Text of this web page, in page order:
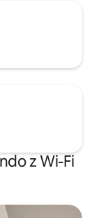
z Wi-Fi